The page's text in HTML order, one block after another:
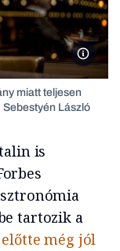
miatt teljesen
László
is
tartozik a
előtte még jól